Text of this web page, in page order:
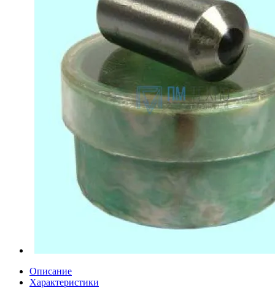
Описание
Характеристики